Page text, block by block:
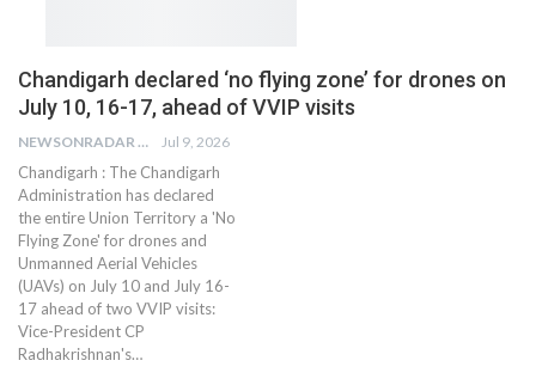
Chandigarh declared ‘no flying zone’ for drones on
July 10, 16-17, ahead of VVIP visits
NEWSONRADAR BUREAU Jul 9, 2026
Chandigarh : The Chandigarh
Administration has declared
the entire Union Territory a 'No
Flying Zone' for drones and
Unmanned Aerial Vehicles
(UAVs) on July 10 and July 16-
17 ahead of two VVIP visits:
Vice-President CP
Radhakrishnan's…